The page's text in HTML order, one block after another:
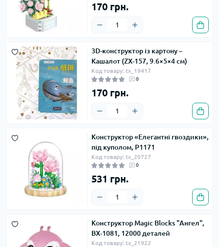
170 грн.
3D-конструктор із картону –
Кашалот (ZX-157, 9.6×5×4 см)
Код товару: tx_19417
0
170 грн.
Конструктор «Елегантні гвоздики»,
під куполом, P1171
Код товару: tx_20727
0
531 грн.
Конструктор Magic Blocks "Ангел",
BX-1081, 12000 деталей
Код товару: tx_21922